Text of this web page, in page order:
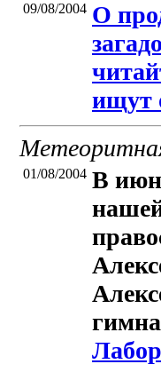
09/08/2004 О
ищут
01/08/2004 В